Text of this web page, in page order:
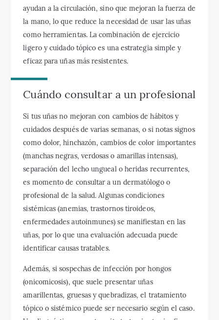
ayudan a la circulación, sino que mejoran la fuerza de
la mano, lo que reduce la necesidad de usar las uñas
como herramientas. La combinación de ejercicio
ligero y cuidado tópico es una estrategia simple y
eficaz para uñas más resistentes.
Cuándo consultar a un profesional
Si tus uñas no mejoran con cambios de hábitos y
cuidados después de varias semanas, o si notas signos
como dolor, hinchazón, cambios de color importantes
(manchas negras, verdosas o amarillas intensas),
separación del lecho ungueal o heridas recurrentes,
es momento de consultar a un dermatólogo o
profesional de la salud. Algunas condiciones
sistémicas (anemias, trastornos tiroideos,
enfermedades autoinmunes) se manifiestan en las
uñas, por lo que una evaluación adecuada puede
identificar causas tratables.
Además, si sospechas de infección por hongos
(onicomicosis), que suele presentar uñas
amarillentas, gruesas y quebradizas, el tratamiento
tópico o sistémico puede ser necesario según el caso.